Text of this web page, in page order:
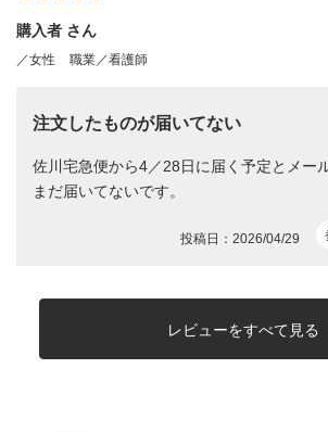
購入者 さん
／女性 職業／看護師
注文したものが届いてない
佐川宅急便から4／28日に届く予定とメー
まだ届いてないです。
投稿日：2026/04/29
レビューをすべて見る